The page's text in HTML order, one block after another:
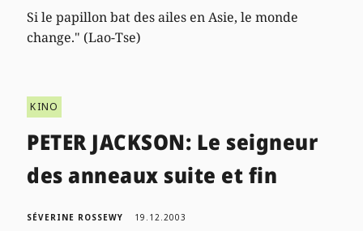
Si le papillon bat des ailes en Asie, le monde
change." (Lao-Tse)
KINO
PETER JACKSON: Le seigneur
des anneaux suite et fin
SÉVERINE ROSSEWY 19.12.2003